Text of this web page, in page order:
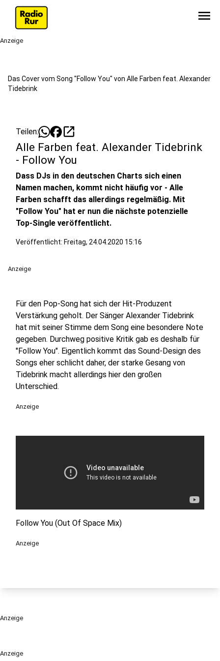
menu
Anzeige
Anzeige
Das Cover vom Song "Follow You" von Alle Farben feat. Alexander
Tidebrink
Teilen: open_in_new
Alle Farben feat. Alexander Tidebrink
- Follow You
Dass DJs in den deutschen Charts sich einen
Namen machen, kommt nicht häufig vor - Alle
Farben schafft das allerdings regelmäßig. Mit
"Follow You" hat er nun die nächste potenzielle
Top-Single veröffentlicht.
Veröffentlicht: Freitag, 24.04.2020 15:16
Anzeige
Für den Pop-Song hat sich der Hit-Produzent
Verstärkung geholt. Der Sänger Alexander Tidebrink
hat mit seiner Stimme dem Song eine besondere Note
gegeben. Durchweg positive Kritik gab es deshalb für
"Follow You". Eigentlich kommt das Sound-Design des
Songs eher schlicht daher, der starke Gesang von
Tidebrink macht allerdings hier den großen
Unterschied.
Anzeige
Follow You (Out Of Space Mix)
Anzeige
Anzeige